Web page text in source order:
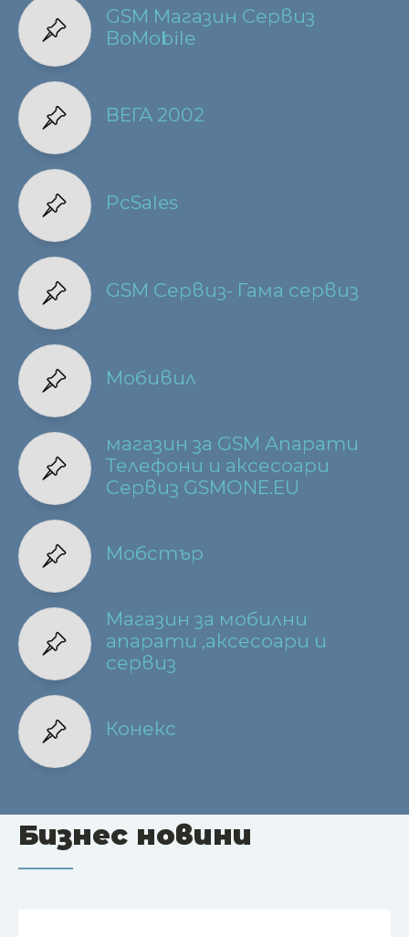
GSM Магазин Сервиз
BoMobile
ВЕГА 2002
PcSales
GSM Сервиз- Гама сервиз
Мобивил
магазин за GSM Апарати
Телефони и аксесоари
Сервиз GSMONE.EU
Мобстър
Магазин за мобилни
апарати ,аксесоари и
сервиз
Конекс
Бизнес новини